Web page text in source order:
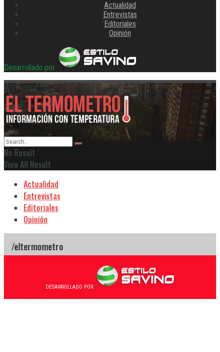
Actualidad
Entrevistas
Editoriales
Opinión
Desarrollado por
No Result
View All Result
Actualidad
Entrevistas
Editoriales
Opinión
DESARROLLADO POR